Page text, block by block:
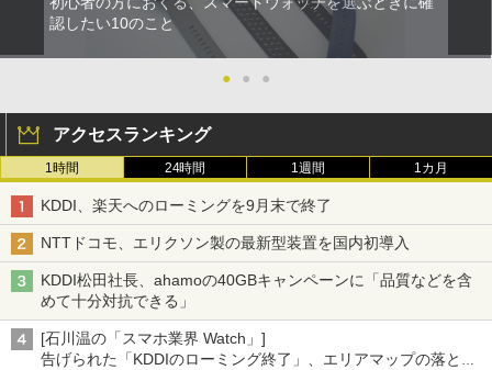
認したい10のこと
● ● ●
アクセスランキング
1時間 24時間 1週間 1カ月
KDDI、楽天へのローミングを9月末で終了
NTTドコモ、エリクソン製の最新型装置を国内初導入
KDDI松田社長、ahamoの40GBキャンペーンに「品質などを含
めて十分対抗できる」
[石川温の「スマホ業界 Watch」]
告げられた「KDDIのローミング終了」、エリアマップの落とし